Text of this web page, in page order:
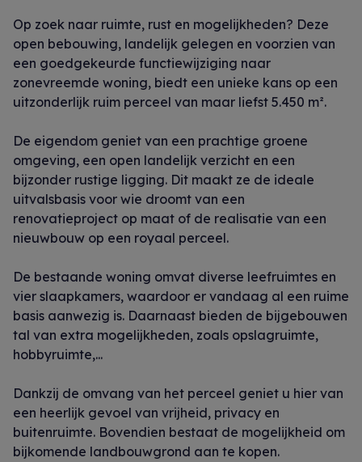
Op zoek naar ruimte, rust en mogelijkheden? Deze
open bebouwing, landelijk gelegen en voorzien van
een goedgekeurde functiewijziging naar
zonevreemde woning, biedt een unieke kans op een
uitzonderlijk ruim perceel van maar liefst 5.450 m².
De eigendom geniet van een prachtige groene
omgeving, een open landelijk verzicht en een
bijzonder rustige ligging. Dit maakt ze de ideale
uitvalsbasis voor wie droomt van een
renovatieproject op maat of de realisatie van een
nieuwbouw op een royaal perceel.
De bestaande woning omvat diverse leefruimtes en
vier slaapkamers, waardoor er vandaag al een ruime
basis aanwezig is. Daarnaast bieden de bijgebouwen
tal van extra mogelijkheden, zoals opslagruimte,
hobbyruimte,...
Dankzij de omvang van het perceel geniet u hier van
een heerlijk gevoel van vrijheid, privacy en
buitenruimte. Bovendien bestaat de mogelijkheid om
bijkomende landbouwgrond aan te kopen.